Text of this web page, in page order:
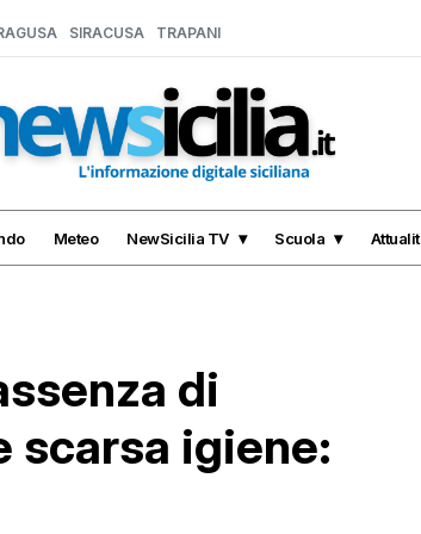
SIRACUSA TRAPANI
Meteo NewSicilia TV Scuola
di
scarsa igiene: